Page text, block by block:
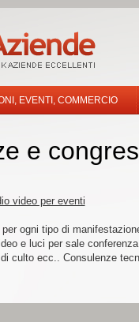
EVENTI, COMMERCIO
e
video per eventi
ogni tipo di
e luci per sale
culto ecc.. Consulenze